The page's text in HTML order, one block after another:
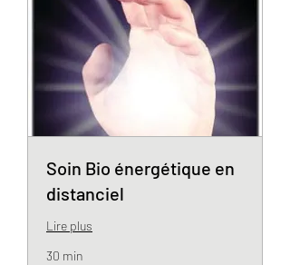
Soin Bio énergétique en
distanciel
Lire plus
30 min